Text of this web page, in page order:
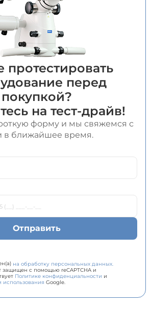
протестировать
перед
покупкой?
на тест-драйв!
форму и мы свяжемся с
в ближайшее время.
на обработку персональных данных.
защищен с помощью reCAPTCHA и
Политике конфиденциальности и
использования Google.
пустым.